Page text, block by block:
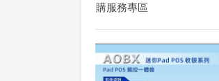
購服務專區